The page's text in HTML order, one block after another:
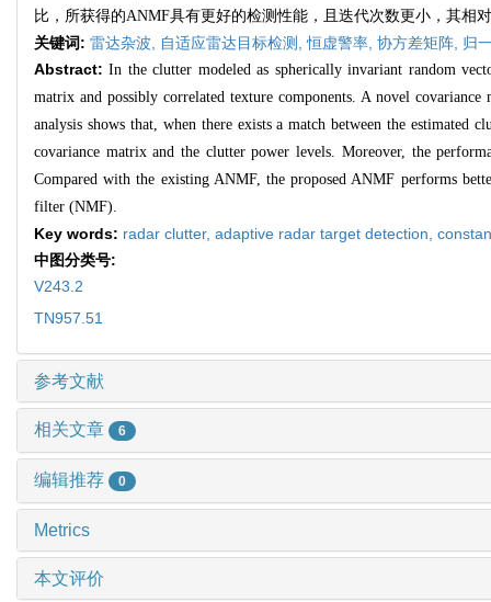
比，所获得的ANMF具有更好的检测性能，且迭代次数更小，其
关键词: 雷达杂波, 自适应雷达目标检测,恒虚警率, 协方差矩阵, 归
Abstract:In the clutter modeled as spherically invariant random
matrix and possibly correlated texture components. A novel
analysis shows that, when there exists a match between the estimated
covariance matrix and the clutter power levels. Moreover, the
Compared with the existing ANMF, the proposed ANMF performs
filter (NMF).
Key words: radar clutter, adaptive radar target detection,
中图分类号:
V243.2
TN957.51
参考文献
相关文章 6
编辑推荐 0
Metrics
本文评价